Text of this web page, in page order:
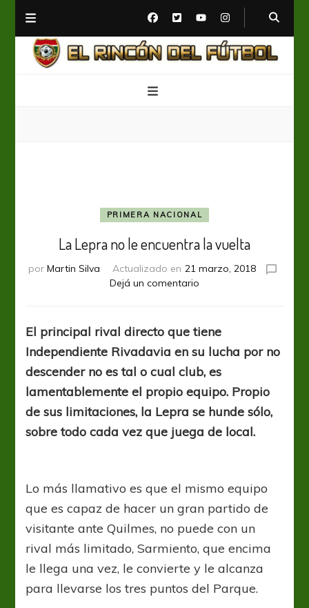
PRIMERA NACIONAL
La Lepra no le encuentra la vuelta
por Martin Silva Actualizado en 21 marzo, 2018
Dejá un comentario
no
le
encuentra
la
El principal rival directo que tiene
Independiente Rivadavia en su lucha por no
descender no es tal o cual club, es
lamentablemente el propio equipo. Propio
de sus limitaciones, la Lepra se hunde sólo,
sobre todo cada vez que juega de local.
Lo más llamativo es que el mismo equipo
que es capaz de hacer un gran partido de
visitante ante Quilmes, no puede con un
rival más limitado, Sarmiento, que encima
le llega una vez, le convierte y le alcanza
para llevarse los tres puntos del Parque.